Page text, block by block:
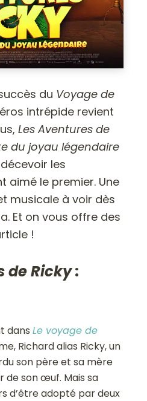
du Voyage de
intrépide revient
Les Aventures de
du joyau légendaire
les
aimé le premier. Une
musicale à voir dès
Et on vous offre des
!
de Ricky:
dansLe voyage de
Richard alias Ricky, un
son père et sa mère
de son œuf. Mais sa
d’être adopté par deux